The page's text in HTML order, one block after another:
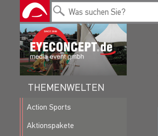
THEMENWELTEN
Action Sports
Aktionspakete